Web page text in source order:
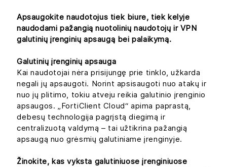
Apsaugokite naudotojus tiek biure, tiek kelyje
naudodami pažangią nuotolinių naudotojų ir VPN
galutinių įrenginių apsaugą bei palaikymą.
Galutinių įrenginių apsauga
Kai naudotojai nėra prisijungę prie tinklo, užkarda
negali jų apsaugoti. Norint apsisaugoti nuo atakų ir
nuo jų plitimo, tokiu atveju reikia galutinio įrenginio
apsaugos. „FortiClient Cloud“ apima paprastą,
debesų technologija pagrįstą diegimą ir
centralizuotą valdymą – tai užtikrina pažangią
apsaugą nuo grėsmių galutiniame įrenginyje.
Žinokite, kas vyksta galutiniuose įrenginiuose